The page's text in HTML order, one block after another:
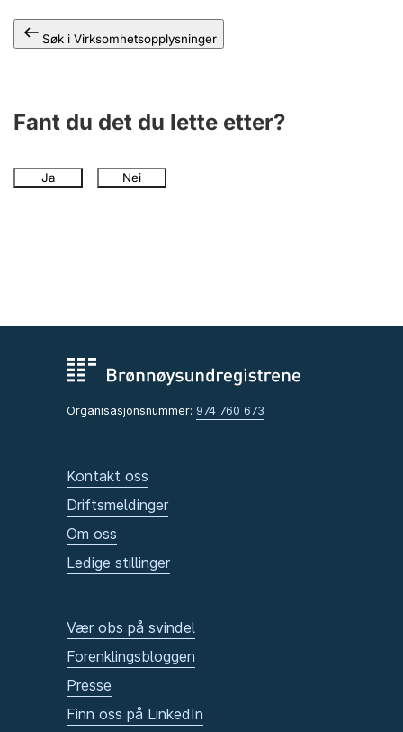
Søk i Virksomhetsopplysninger
Fant du det du lette etter?
Ja Nei
Organisasjonsnummer: 974 760 673
Kontakt oss
Driftsmeldinger
Om oss
Ledige stillinger
Vær obs på svindel
Forenklingsbloggen
Presse
Finn oss på LinkedIn